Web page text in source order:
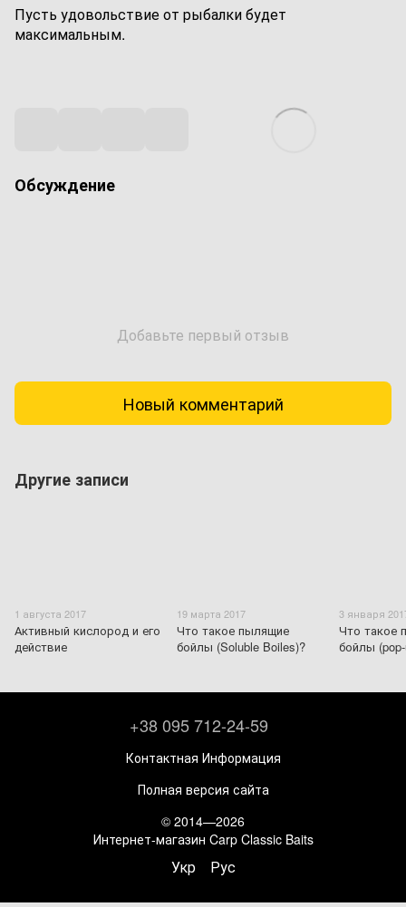
Пусть удовольствие от рыбалки будет
максимальным.
Обсуждение
Добавьте первый отзыв
Новый комментарий
Другие записи
1 августа 2017
Активный кислород и его
действие
19 марта 2017
Что такое пылящие
бойлы (Soluble Boiles)?
3 января
Что такое
бойлы
+38 095 712-24-59
Контактная Информация
Полная версия сайта
© 2014—2026
Интернет-магазин Carp Classic Baits
Укр Рус